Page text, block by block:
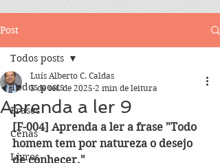
Post
Todos posts
Frases
Cenas
Livros
Todos posts
Aprenda a ler 9
Luís Alberto C. Caldas
5 de set. de 2025 2 min de leitura
[F-004] Aprenda a ler a frase "Todo
homem tem por natureza o desejo
de conhecer."